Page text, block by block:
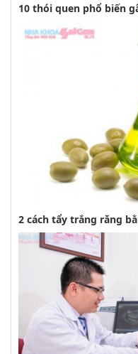
10 thói quen phổ biến
2 cách tẩy trắng răng